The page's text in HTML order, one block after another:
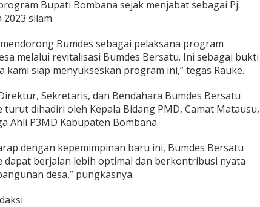
Bupati Bombana sejak menjabat sebagai Pj.
silam.
Bumdes sebagai pelaksana program
melalui revitalisasi Bumdes Bersatu. Ini sebagai bukti
kami siap menyukseskan program ini,” tegas Rauke.
Sekretaris, dan Bendahara Bumdes Bersatu
turut dihadiri oleh Kepala Bidang PMD, Camat Matausu,
Ahli P3MD Kabupaten Bombana.
dengan kepemimpinan baru ini, Bumdes Bersatu
dapat berjalan lebih optimal dan berkontribusi nyata
desa,” pungkasnya.